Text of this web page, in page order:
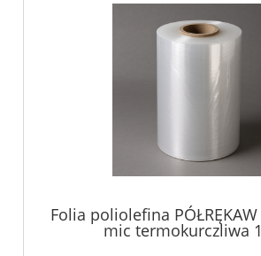
Folia poliolefina
mic termokurczliwa